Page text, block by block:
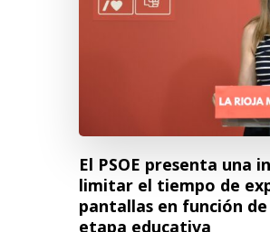
El PSOE presenta una
limitar el tiempo de
pantallas en función
etapa educativa